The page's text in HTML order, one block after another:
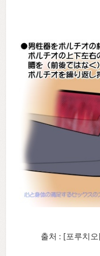
출처 : [포루치